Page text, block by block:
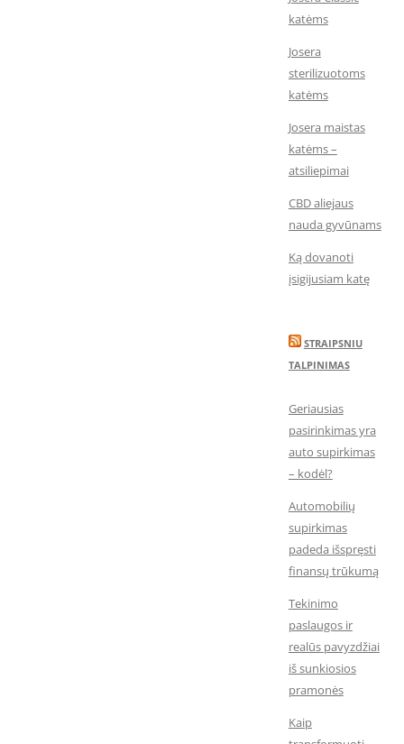
katėms
Josera
sterilizuotoms
katėms
Josera maistas
katėms –
atsiliepimai
CBD aliejaus
nauda gyvūnams
Ką dovanoti
įsigijusiam katę
STRAIPSNIU
TALPINIMAS
Geriausias
pasirinkimas yra
auto supirkimas
– kodėl?
Automobilių
supirkimas
padeda išspręsti
finansų trūkumą
Tekinimo
paslaugos ir
realūs pavyzdžiai
iš sunkiosios
pramonės
Kaip